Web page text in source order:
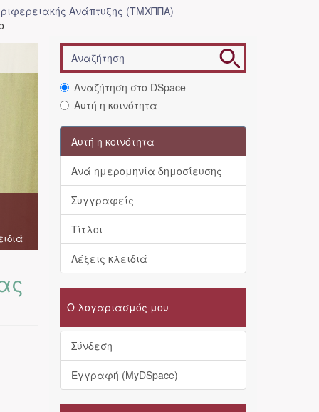
Ανάπτυξης (ΤΜΧΠΠΑ)
Αναζήτηση στο DSpace
Αυτή η κοινότητα
Αυτή η κοινότητα
Ανά ημερομηνία δημοσίευσης
Συγγραφείς
Τίτλοι
Λέξεις κλειδιά
Ο λογαριασμός μου
Σύνδεση
Εγγραφή (MyDSpace)